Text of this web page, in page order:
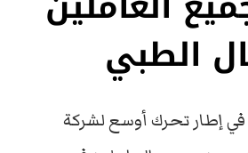
الطبي
في إطار تحرك أوسع لشركة